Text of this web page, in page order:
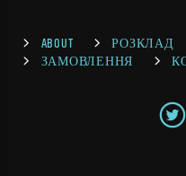
ABOUT РОЗКЛАД
ЗАМОВЛЕННЯ